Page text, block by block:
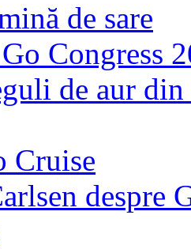
de sare
Congress
de aur
Cruise
despre